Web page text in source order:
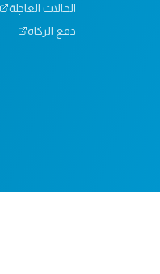
الحالات العاجلة
دفع الزكاة